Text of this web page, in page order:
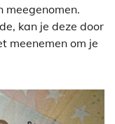
meegenomen.
kan je deze door
meenemen om je